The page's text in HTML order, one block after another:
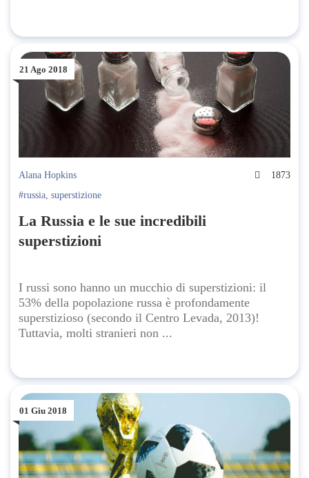
21 Ago 2018
Alana Hopkins
1873
#russia, superstizione
La Russia e le sue incredibili
superstizioni
I russi sono hanno un mucchio di superstizioni: il
53% della popolazione russa è profondamente
superstizioso (secondo il Centro Levada, 2013)!
Tuttavia, molti stranieri non ...
01 Giu 2018